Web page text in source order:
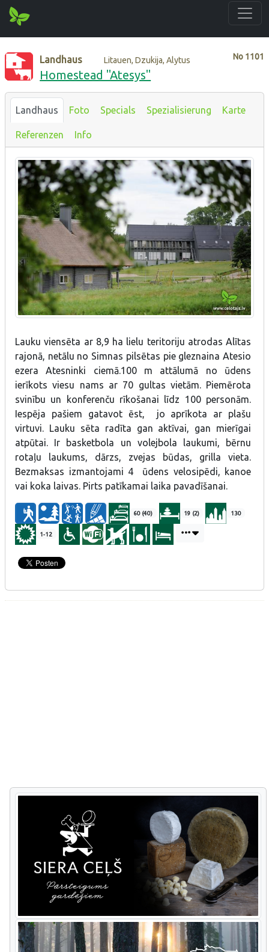
No 1101
Landhaus Litauen, Dzukija, Alytus
Homestead "Atesys"
Landhaus Foto Specials Spezialisierung Karte
Referenzen Info
Lauku viensēta ar 8,9 ha lielu teritoriju atrodas Alītas
rajonā, netālu no Simnas pilsētas pie gleznaina Atesio
ezera Atesninki ciemā.100 m attālumā no ūdens
ierīkots viesu nams ar 70 gultas vietām. Piemērota
svinību un konferenču rīkošanai līdz 100 personām.
Iespēja pašiem gatavot ēst, jo aprīkota ar plašu
virtuvi. Lauku sēta radīta gan aktīvai, gan mierīgai
atpūtai. Ir basketbola un volejbola laukumi, bērnu
rotaļu laukums, dārzs, zvejas būdas, grilla vieta.
Bezmaksas izmantojami 4 ūdens velosipēdi, kanoe
vai koka laivas. Pirts patīkamai laika pavadīšanai.
60 (40) 19 (2) 130
1-12